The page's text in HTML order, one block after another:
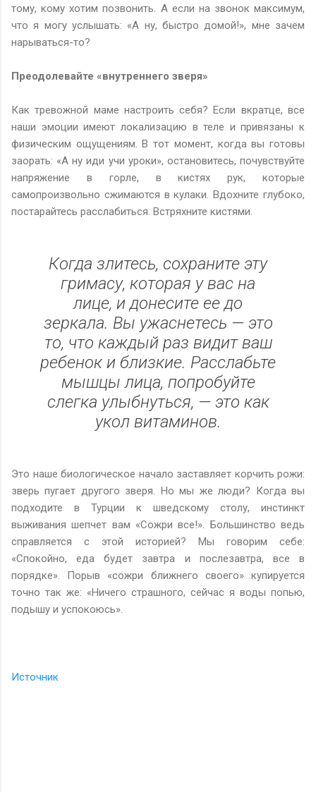
тому, кому хотим позвонить. А если на звонок максимум,
что я могу услышать: «А ну, быстро домой!», мне зачем
нарываться-то?
Преодолевайте «внутреннего зверя»
Как тревожной маме настроить себя? Если вкратце, все
наши эмоции имеют локализацию в теле и привязаны к
физическим ощущениям. В тот момент, когда вы готовы
заорать: «А ну иди учи уроки», остановитесь, почувствуйте
напряжение в горле, в кистях рук, которые
самопроизвольно сжимаются в кулаки. Вдохните глубоко,
постарайтесь расслабиться. Встряхните кистями.
Когда злитесь, сохраните эту
гримасу, которая у вас на
лице, и донесите ее до
зеркала. Вы ужаснетесь — это
то, что каждый раз видит ваш
ребенок и близкие. Расслабьте
мышцы лица, попробуйте
слегка улыбнуться, — это как
укол витаминов.
Это наше биологическое начало заставляет корчить рожи:
зверь пугает другого зверя. Но мы же люди? Когда вы
подходите в Турции к шведскому столу, инстинкт
выживания шепчет вам «Сожри все!». Большинство ведь
справляется с этой историей? Мы говорим себе:
«Спокойно, еда будет завтра и послезавтра, все в
порядке». Порыв «сожри ближнего своего» купируется
точно так же: «Ничего страшного, сейчас я воды попью,
подышу и успокоюсь».
Источник